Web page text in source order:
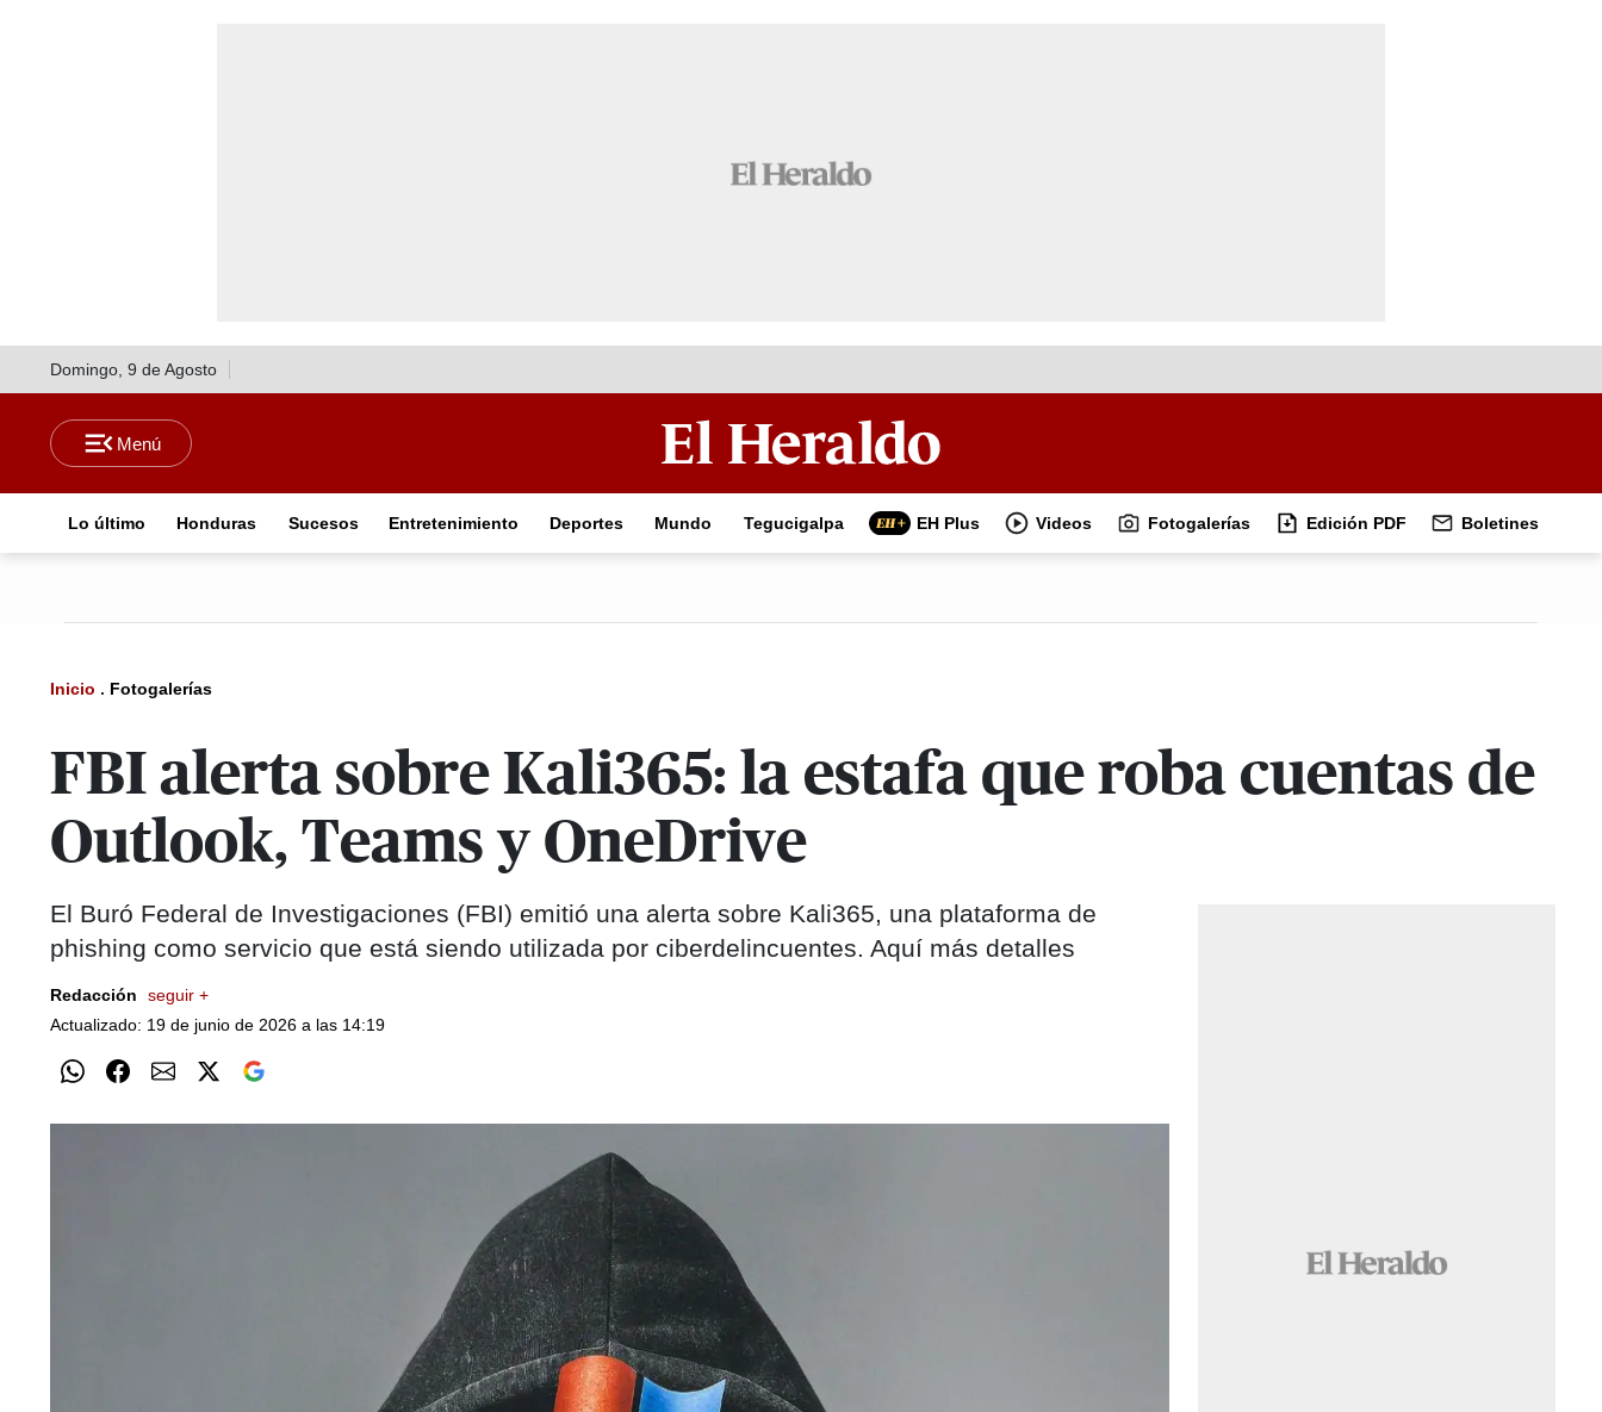
Domingo, 9 de Agosto
Lo último Honduras Sucesos Entretenimiento Deportes Mundo Tegucigalpa EH Plus Videos Fotogalerías Edición PDF Boletines
Inicio . Fotogalerías
FBI alerta sobre Kali365: la estafa que roba cuentas de
Outlook, Teams y OneDrive
El Buró Federal de Investigaciones (FBI) emitió una alerta sobre Kali365, una plataforma de
phishing como servicio que está siendo utilizada por ciberdelincuentes. Aquí más detalles
Redacción
seguir +
Actualizado: 19 de junio de 2026 a las 14:19